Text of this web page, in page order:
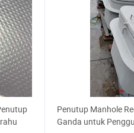
Penutup Manhole
Ganda untuk